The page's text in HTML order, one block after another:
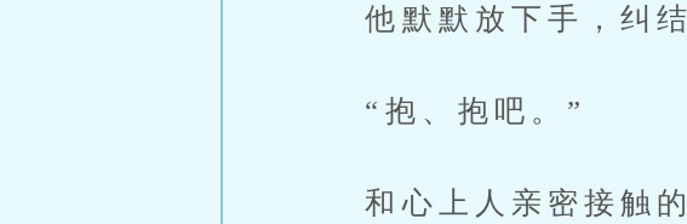
他默默放下手，纠结
“抱、抱吧。”
和心上人亲密接触的